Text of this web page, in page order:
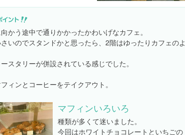
かう途中で通りかかったかわいげなカフェ。
いのでスタンドかと思ったら、2階はゆったりカフェのよ
スタリーが併設されている感じでした。
ィンとコーヒーをテイクアウト。
マフィンいろいろ
種類が多くて迷いました。
今回はホワイトチョコレートといちごの